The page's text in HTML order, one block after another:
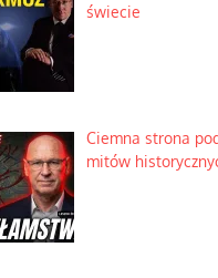
świecie
Ciemna strona
mitów